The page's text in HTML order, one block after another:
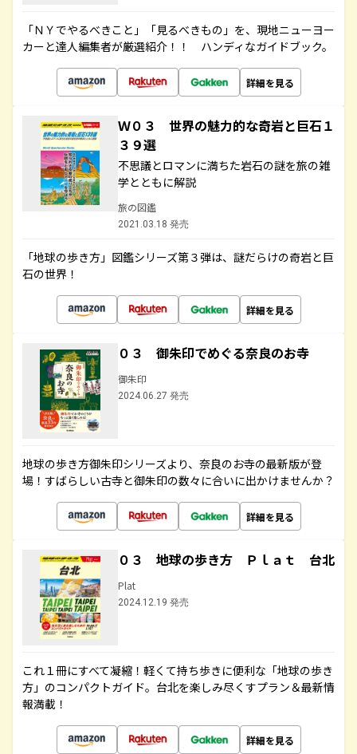
「ＮＹでやるべきこと」「見るべきもの」を、現地ニューヨー
カーと達人編集者が厳選紹介！！ ハンディなガイドブック。
詳細を見る
Ｗ０３ 世界の魅力的な奇岩と巨石１
３９選
不思議とロマンに満ちた岩石の謎を旅の雑
学とともに解説
旅の図鑑
2021.03.18 発売
「地球の歩き方」図鑑シリーズ第３弾は、謎だらけの奇岩と巨
石の世界！
詳細を見る
０３ 御朱印でめぐる奈良のお寺
御朱印
2024.06.27 発売
地球の歩き方御朱印シリーズより、奈良のお寺の最新版が登
場！すばらしい古寺と御朱印の数々に合いに出かけませんか？
詳細を見る
０３ 地球の歩き方 Ｐｌａｔ 台北
Plat
2024.12.19 発売
これ１冊にすべて凝縮！軽くて持ち歩きに便利な「地球の歩き
方」のコンパクトガイド。台北を楽しみ尽くすプラン＆最新情
報満載！
詳細を見る